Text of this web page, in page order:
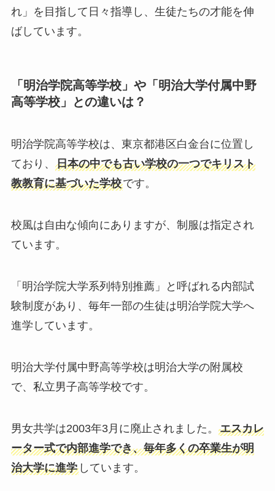
れ」を目指して日々指導し、生徒たちの才能を伸
ばしています。
「明治学院高等学校」や「明治大学付属中野
高等学校」との違いは？
明治学院高等学校は、東京都港区白金台に位置し
ており、 日本の中でも古い学校の一つでキリスト
教教育に基づいた学校です。
校風は自由な傾向にありますが、制服は指定され
ています。
「明治学院大学系列特別推薦」と呼ばれる内部試
験制度があり、毎年一部の生徒は明治学院大学へ
進学しています。
明治大学付属中野高等学校は明治大学の附属校
で、私立男子高等学校です。
男女共学は2003年3月に廃止されました。 エスカレ
ーター式で内部進学でき、毎年多くの卒業生が明
治大学に進学しています。